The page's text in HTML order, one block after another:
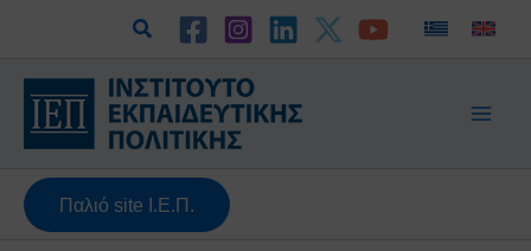
περιεχόμενο
Αναζήτηση
Παλιό site Ι.Ε.Π.